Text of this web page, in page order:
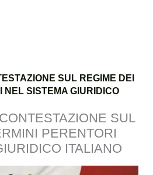
SUL REGIME DEI
NEL SISTEMA GIURIDICO
SUL
PERENTORI
ITALIANO